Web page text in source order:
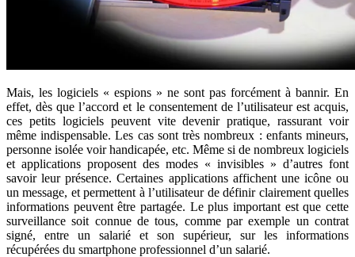
Mais, les logiciels « espions » ne sont pas forcément à bannir. En
effet, dès que l’accord et le consentement de l’utilisateur est acquis,
ces petits logiciels peuvent vite devenir pratique, rassurant voir
même indispensable. Les cas sont très nombreux : enfants mineurs,
personne isolée voir handicapée, etc. Même si de nombreux logiciels
et applications proposent des modes « invisibles » d’autres font
savoir leur présence. Certaines applications affichent une icône ou
un message, et permettent à l’utilisateur de définir clairement quelles
informations peuvent être partagée. Le plus important est que cette
surveillance soit connue de tous, comme par exemple un contrat
signé, entre un salarié et son supérieur, sur les informations
récupérées du smartphone professionnel d’un salarié.